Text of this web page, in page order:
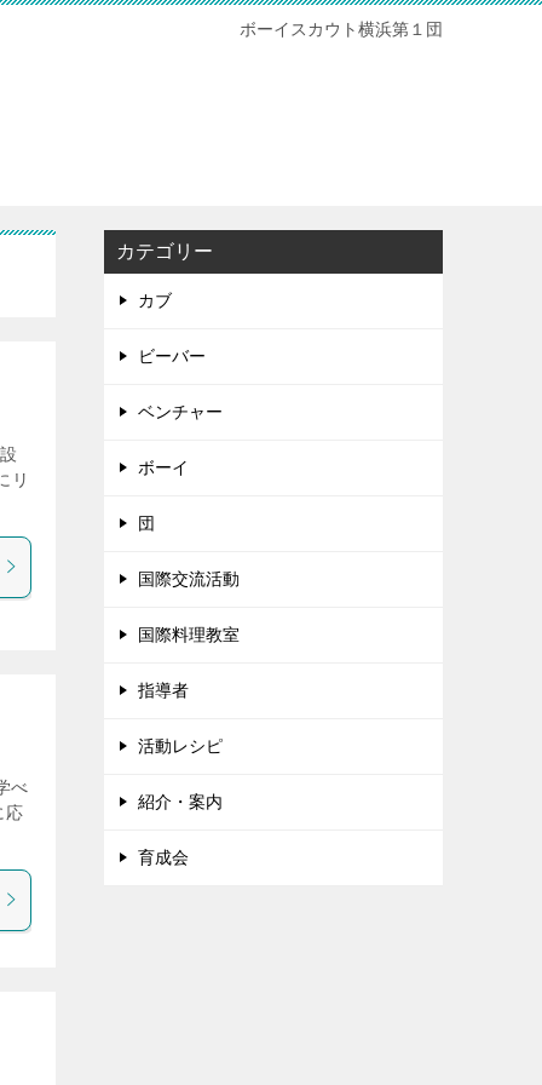
ボーイスカウト横浜第１団
リ
べ
応
カテゴリー
カブ
ビーバー
ベンチャー
ボーイ
団
国際交流活動
国際料理教室
指導者
活動レシピ
紹介・案内
育成会